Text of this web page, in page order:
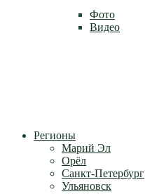
Фото
Видео
Регионы
Марий Эл
Орёл
Санкт-Петербург
Ульяновск